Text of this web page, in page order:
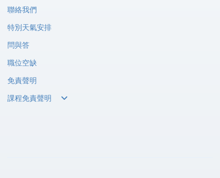
聯絡我們
特別天氣安排
問與答
職位空缺
免責聲明
課程免責聲明